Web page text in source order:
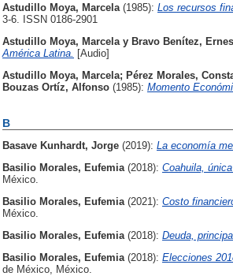
Astudillo Moya, Marcela (1985): Los recursos
3-6. ISSN 0186-2901
Astudillo Moya, Marcela y Bravo Benítez,
América Latina.
[Audio]
Astudillo Moya, Marcela; Pérez Morales,
Bouzas Ortíz, Alfonso (1985): Momento
B
Basave Kunhardt, Jorge (2019): La economía
Basilio Morales, Eufemia (2018): Coahuila,
México.
Basilio Morales, Eufemia (2021): Costo
México.
Basilio Morales, Eufemia (2018): Deuda,
Basilio Morales, Eufemia (2018): Elecciones
de México, México.